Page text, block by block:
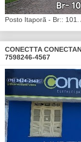
Posto Itaporã - Br:: 101.
CONECTTA
7598246-4567